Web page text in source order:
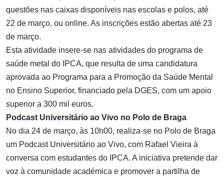
questões nas caixas disponíveis nas escolas e polos, até
22 de março, ou online. As inscrições estão abertas até 23
de março.
Esta atividade insere-se nas atividades do programa de
saúde metal do IPCA, que resulta de uma candidatura
aprovada ao Programa para a Promoção da Saúde Mental
no Ensino Superior, financiado pela DGES, com um apoio
superior a 300 mil euros.
Podcast Universitário ao Vivo no Polo de Braga
No dia 24 de março, às 10h00, realiza-se no Polo de Braga
um Podcast Universitário ao Vivo, com Rafael Vieira à
conversa com estudantes do IPCA. A iniciativa pretende dar
voz à comunidade académica e promover a partilha de